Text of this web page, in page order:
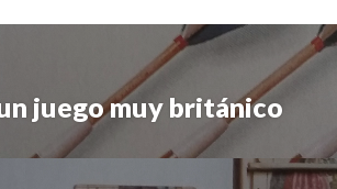
juego muy británico